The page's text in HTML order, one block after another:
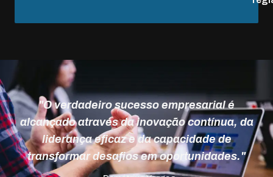
"O verdadeiro sucesso empresarial é
alcançado através da inovação contínua, da
liderança eficaz e da capacidade de
transformar desafios em oportunidades."